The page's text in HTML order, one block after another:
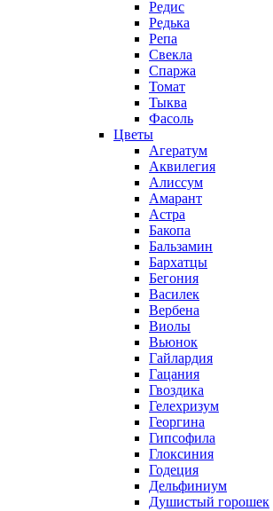
Редис
Редька
Репа
Свекла
Спаржа
Томат
Тыква
Фасоль
Цветы
Агератум
Аквилегия
Алиссум
Амарант
Астра
Бакопа
Бальзамин
Бархатцы
Бегония
Василек
Вербена
Виолы
Вьюнок
Гайлардия
Гацания
Гвоздика
Гелехризум
Георгина
Гипсофила
Глоксиния
Годеция
Дельфиниум
Душистый горошек